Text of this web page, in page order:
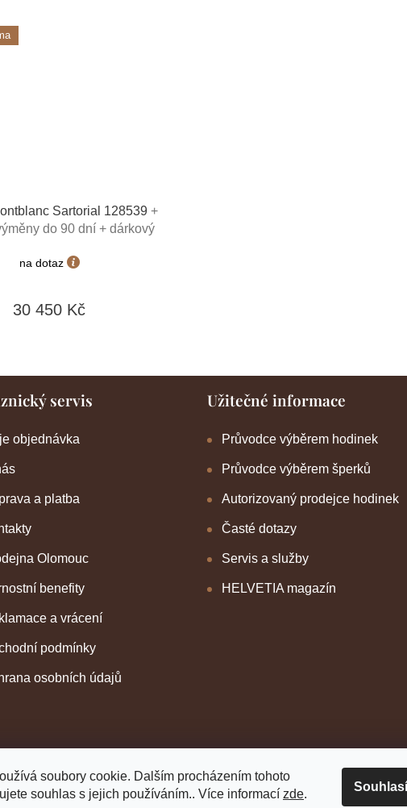
soubory cookie. Dalším procházením tohoto
souhlas s jejich používáním.. Více informací zde.
Sartorial 128539 +
do 90 dní + dárkový
v hodnotě 520Kč
na dotaz
30 450 Kč
servis
objednávka
a platba
Olomouc
benefity
a vrácení
podmínky
osobních údajů
Užitečné informace
Průvodce výběrem hodinek
Průvodce výběrem šperků
Autorizovaný prodejce hodinek
Časté dotazy
Servis a služby
HELVETIA magazín